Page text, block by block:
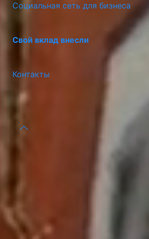
Социальная сеть для бизнеса
Свой вклад внесли
Контакты
Портал Предпринимателя